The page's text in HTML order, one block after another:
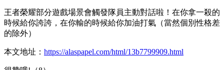
王者榮耀部分遊戲場景會觸發隊員主動對話啦！在你拿一殺的
時候給你誇誇，在你輸的時候給你加油打氣（當然個別性格差
的除外）
本文地址： https://alaspapel.com/html/13b7799909.html